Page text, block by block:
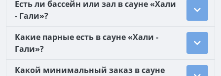
Есть ли бассейн или зал в сауне «Хали
- Гали»?
Какие парные есть в сауне «Хали -
Гали»?
Какой минимальный заказ в сауне